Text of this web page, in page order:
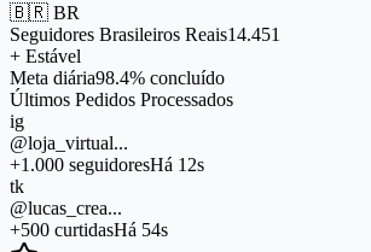
🇧🇷 BR
Seguidores Brasileiros Reais14.451
+ Estável
Meta diária98.4% concluído
Últimos Pedidos Processados
ig
@loja_virtual...
+1.000 seguidoresHá 12s
tk
@lucas_crea...
+500 curtidasHá 54s